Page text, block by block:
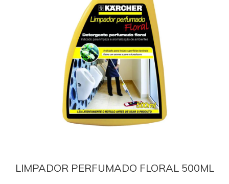
LIMPADOR PERFUMADO FLORAL 500ML